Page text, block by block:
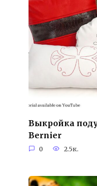
Выкройка
Bernier
0 2.5к.